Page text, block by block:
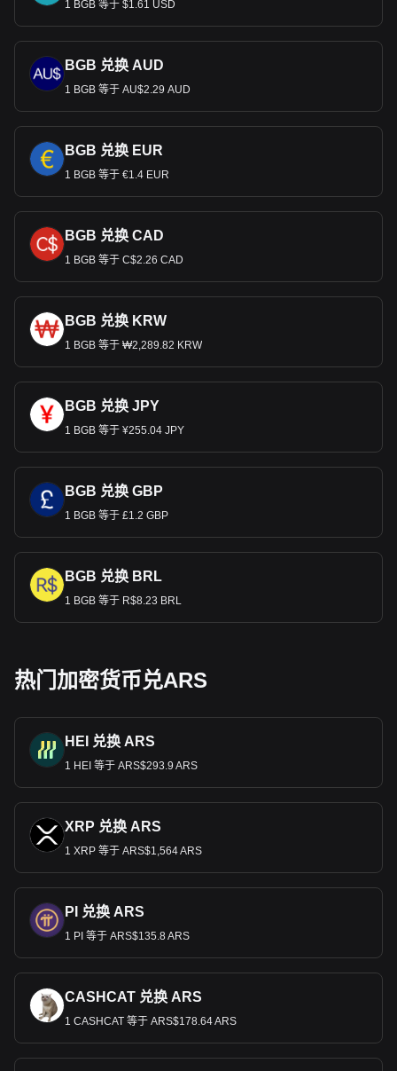
1 BGB 等于 $1.61 USD
BGB 兑换 AUD
1 BGB 等于 AU$2.29 AUD
BGB 兑换 EUR
1 BGB 等于 €1.4 EUR
BGB 兑换 CAD
1 BGB 等于 C$2.26 CAD
BGB 兑换 KRW
1 BGB 等于 ₩2,289.82 KRW
BGB 兑换 JPY
1 BGB 等于 ¥255.04 JPY
BGB 兑换 GBP
1 BGB 等于 £1.2 GBP
BGB 兑换 BRL
1 BGB 等于 R$8.23 BRL
热门加密货币兑ARS
HEI 兑换 ARS
1 HEI 等于 ARS$293.9 ARS
XRP 兑换 ARS
1 XRP 等于 ARS$1,564 ARS
PI 兑换 ARS
1 PI 等于 ARS$135.8 ARS
CASHCAT 兑换 ARS
1 CASHCAT 等于 ARS$178.64 ARS